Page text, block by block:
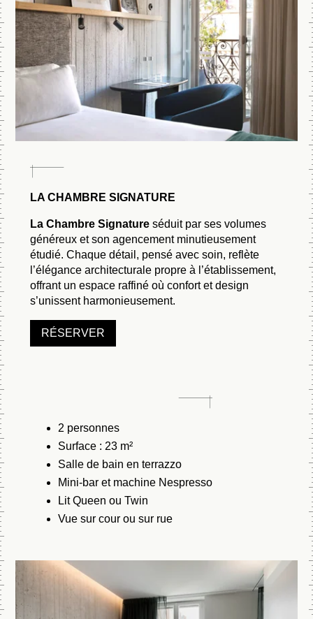
LA CHAMBRE SIGNATURE
La Chambre Signature séduit par ses volumes
généreux et son agencement minutieusement
étudié. Chaque détail, pensé avec soin, reflète
l’élégance architecturale propre à l’établissement,
offrant un espace raffiné où confort et design
s’unissent harmonieusement.
RÉSERVER
2 personnes
Surface : 23 m²
Salle de bain en terrazzo
Mini-bar et machine Nespresso
Lit Queen ou Twin
Vue sur cour ou sur rue